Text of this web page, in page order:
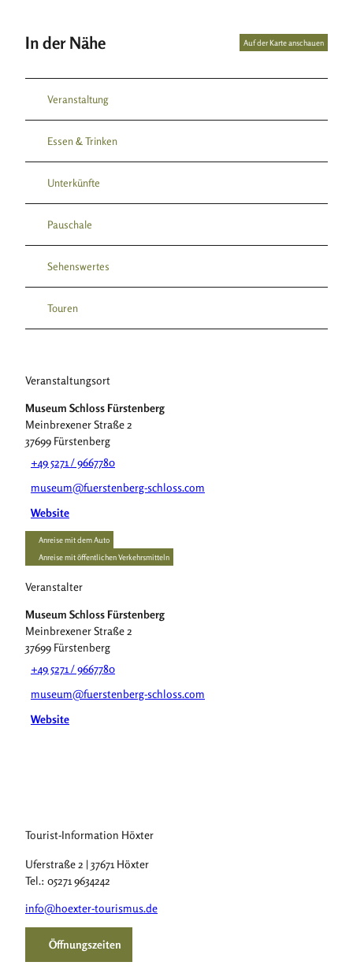
In der Nähe Auf der Karte anschauen
Veranstaltung
Essen & Trinken
Unterkünfte
Pauschale
Sehenswertes
Touren
Veranstaltungsort
Museum Schloss Fürstenberg
Meinbrexener Straße 2
37699 Fürstenberg
+49 5271 / 9667780
museum@fuerstenberg-schloss.com
Website
Anreise mit dem Auto
Anreise mit öffentlichen Verkehrsmitteln
Veranstalter
Museum Schloss Fürstenberg
Meinbrexener Straße 2
37699 Fürstenberg
+49 5271 / 9667780
museum@fuerstenberg-schloss.com
Website
Tourist-Information Höxter
Uferstraße 2 | 37671 Höxter
Tel.: 05271 9634242
info@hoexter-tourismus.de
Öffnungszeiten